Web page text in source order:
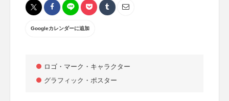
Googleカレンダーに追加
ロゴ・マーク・キャラクター
グラフィック・ポスター